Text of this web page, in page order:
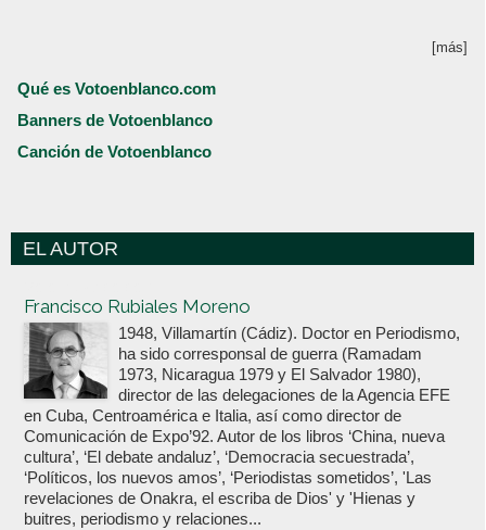
[más]
Qué es Votoenblanco.com
Banners de Votoenblanco
Canción de Votoenblanco
EL AUTOR
Francisco Rubiales Moreno
1948, Villamartín (Cádiz). Doctor en Periodismo,
ha sido corresponsal de guerra (Ramadam
1973, Nicaragua 1979 y El Salvador 1980),
director de las delegaciones de la Agencia EFE
en Cuba, Centroamérica e Italia, así como director de
Comunicación de Expo’92. Autor de los libros ‘China, nueva
cultura’, ‘El debate andaluz’, ‘Democracia secuestrada’,
‘Políticos, los nuevos amos’, ‘Periodistas sometidos’, 'Las
revelaciones de Onakra, el escriba de Dios' y 'Hienas y
buitres, periodismo y relaciones...